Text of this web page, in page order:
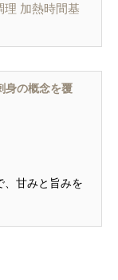
理 加熱時間基
身の概念を覆
、甘みと旨みを